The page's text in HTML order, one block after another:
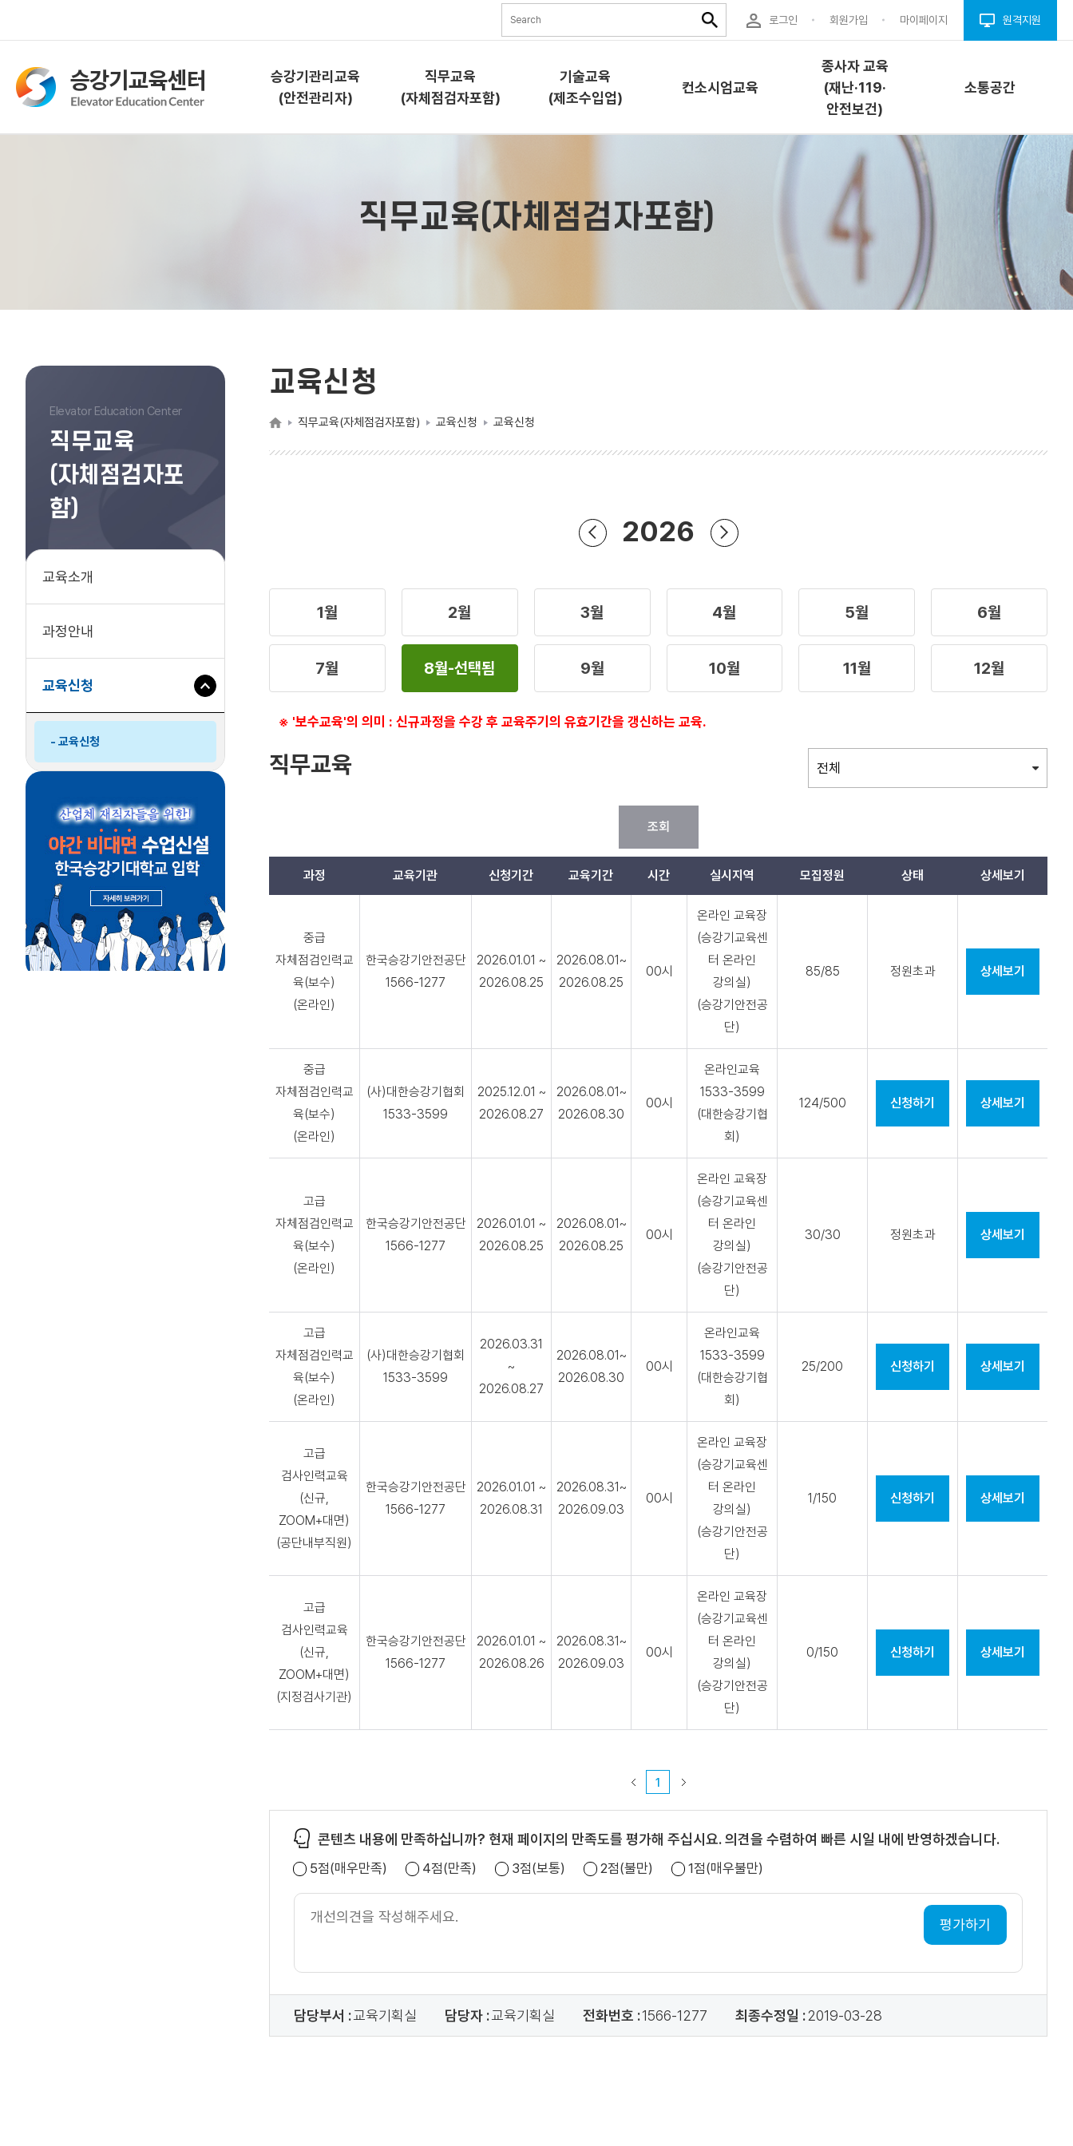
로그인 회원가입 마이페이지 원격지원
승강기관리교육
(안전관리자)
직무교육
(자체점검자포함)
기술교육
(제조수입업)
컨소시엄교육
종사자 교육
(재난·119·
안전보건)
소통공간
교육소개
종사자 교육(재난
·119·안전보건)
교육소개
교육신청
직무교육(자체점검자포함)
Elevator Education Center
직무교육
(자체점검자포
함)
교육소개
과정안내
교육신청
뉴
접
- 교육신청
교육신청
직무교육(자체점검자포함) 교육신청 교육신청
2026
1월 2월 3월 4월 5월 6월
7월 8월-선택됨 9월 10월 11월 12월
※ '보수교육'의 의미 : 신규과정을 수강 후 교육주기의 유효기간을 갱신하는 교육.
직무교육
조회
육
과정 교육기관 신청기간 교육기간 시간 실시지역 모집정원 상태 상세보기
중급
자체점검인력교
육(보수)
(온라인)
한국승강기안전공단
1566-1277
2026.01.01 ~
2026.08.25
2026.08.01~
2026.08.25
00시
온라인 교육장
(승강기교육센
터 온라인
강의실)
(승강기안전공
단)
85/85 정원초과 상세보기
중급
자체점검인력교
육(보수)
(온라인)
(사)대한승강기협회
1533-3599
2025.12.01 ~
2026.08.27
2026.08.01~
2026.08.30
00시
온라인교육
1533-3599
(대한승강기협
회)
124/500 신청하기 상세보기
고급
자체점검인력교
육(보수)
(온라인)
한국승강기안전공단
1566-1277
2026.01.01 ~
2026.08.25
2026.08.01~
2026.08.25
00시
온라인 교육장
(승강기교육센
터 온라인
강의실)
(승강기안전공
단)
30/30 정원초과 상세보기
고급
자체점검인력교
육(보수)
(온라인)
(사)대한승강기협회
1533-3599
2026.03.31
~
2026.08.27
2026.08.01~
2026.08.30
00시
온라인교육
1533-3599
(대한승강기협
회)
25/200 신청하기 상세보기
고급
검사인력교육
(신규,
ZOOM+대면)
(공단내부직원)
한국승강기안전공단
1566-1277
2026.01.01 ~
2026.08.31
2026.08.31~
2026.09.03
00시
온라인 교육장
(승강기교육센
터 온라인
강의실)
(승강기안전공
단)
1/150 신청하기 상세보기
고급
검사인력교육
(신규,
ZOOM+대면)
(지정검사기관)
한국승강기안전공단
1566-1277
2026.01.01 ~
2026.08.26
2026.08.31~
2026.09.03
00시
온라인 교육장
(승강기교육센
터 온라인
강의실)
(승강기안전공
단)
0/150 신청하기 상세보기
1
콘텐츠 내용에 만족하십니까? 현재 페이지의 만족도를 평가해 주십시요. 의견을 수렴하여 빠른 시일 내에 반영하겠습니다.
5점(매우만족) 4점(만족) 3점(보통) 2점(불만) 1점(매우불만)
개
평가하기
담당부서 :교육기획실 담당자 :교육기획실 전화번호 :1566-1277 최종수정일 :2019-03-28